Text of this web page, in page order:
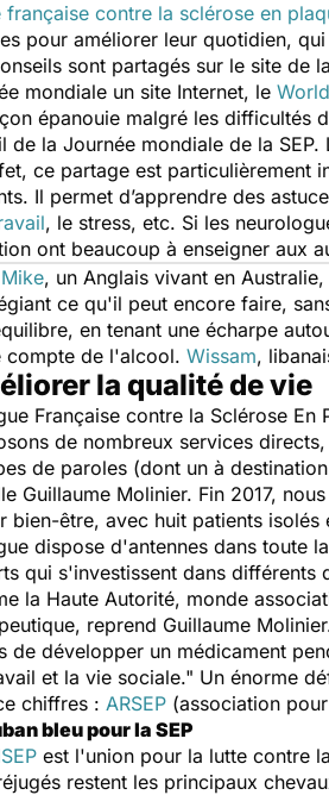
française contre la sclérose en
pour améliorer leur quotidien,
sont partagés sur le site de la
mondiale un site Internet, le
épanouie malgré les difficultés
de la Journée mondiale de la
ce partage est particulièrement
Il permet d’apprendre des
, le stress, etc. Si les
ont beaucoup à enseigner aux
Mike, un Anglais vivant en
ce qu'il peut encore faire,
en tenant une écharpe
compte de l'alcool. Wissam,
la qualité de vie
Française contre la Sclérose
de nombreux services
de paroles (dont un à
Guillaume Molinier. Fin 2017,
bien-être, avec huit patients isolés
dispose d'antennes dans toute
qui s'investissent dans différents
la Haute Autorité, monde
reprend Guillaume
de développer un médicament
et la vie sociale." Un énorme
chiffres : ARSEP (association
bleu pour la SEP
est l'union pour la lutte contre
restent les principaux